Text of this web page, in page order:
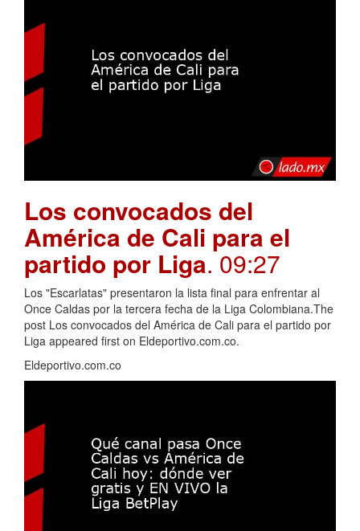
Los convocados del
América de Cali para el
partido por Liga. 09:27
Los "Escarlatas" presentaron la lista final para enfrentar al
Once Caldas por la tercera fecha de la Liga Colombiana.The
post Los convocados del América de Cali para el partido por
Liga appeared first on Eldeportivo.com.co.
Eldeportivo.com.co